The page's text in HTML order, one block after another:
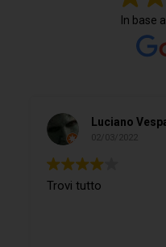
In base a
Luciano Vespa
02/03/2022
Trovi tutto